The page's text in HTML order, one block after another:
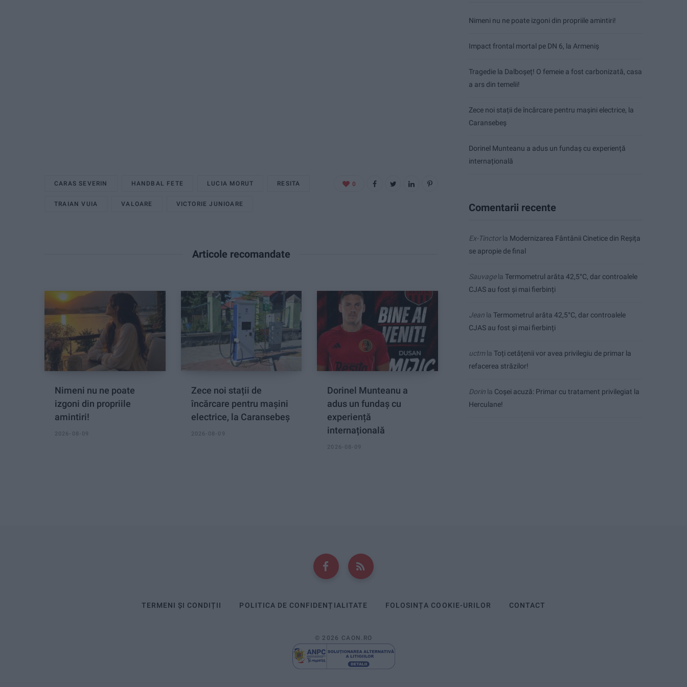
CARAS SEVERIN HANDBAL FETE LUCIA MORUT RESITA
TRAIAN VUIA VALOARE VICTORIE JUNIOARE
0
Articole recomandate
Nimeni nu ne poate
izgoni din propriile
amintiri!
2026-08-09
Zece noi stații de
încărcare pentru mașini
electrice, la Caransebeș
2026-08-09
Dorinel Munteanu a
adus un fundaș cu
experiență
internațională
2026-08-09
Nimeni nu ne poate izgoni din propriile amintiri!
Impact frontal mortal pe DN 6, la Armeniș
Tragedie la Dalboşeț! O femeie a fost carbonizată, casa
a ars din temelii!
Zece noi stații de încărcare pentru mașini electrice, la
Caransebeș
Dorinel Munteanu a adus un fundaș cu experiență
internațională
Comentarii recente
Ex-Tinctorla Modernizarea Fântânii Cinetice din Reșița
se apropie de final
Sauvagela Termometrul arăta 42,5°C, dar controalele
CJAS au fost și mai fierbinți
Jean la Termometrul arăta 42,5°C, dar controalele
CJAS au fost și mai fierbinți
uctmla Toți cetățenii vor avea privilegiu de primar la
refacerea străzilor!
Dorin la Coșei acuză: Primar cu tratament privilegiat la
Herculane!
TERMENI ȘI CONDIȚII POLITICA DE CONFIDENȚIALITATE FOLOSINȚA COOKIE-URILOR CONTACT
© 2026 CAON.RO